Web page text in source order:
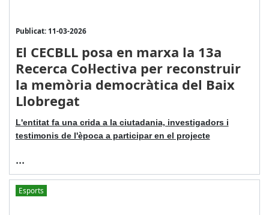
Publicat: 11-03-2026
El CECBLL posa en marxa la 13a
Recerca Col·lectiva per reconstruir
la memòria democràtica del Baix
Llobregat
L'entitat fa una crida a la ciutadania, investigadors i
testimonis de l'època a participar en el projecte
...
Esports